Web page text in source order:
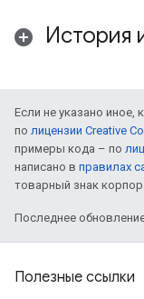
История
Если не указано иное,
по лицензии Creative
примеры кода – по
написано в правилах
товарный знак
Последнее
Полезные ссылки